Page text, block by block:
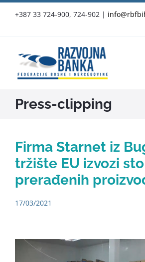
+387 33 724-900, 724-902 |
Press-clipping
Firma Starnet iz
tržište EU izvozi
prerađenih
17/03/2021